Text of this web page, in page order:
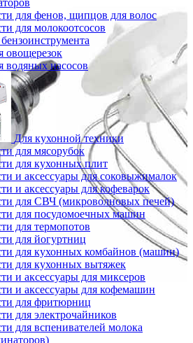
для фенов, щипцов для волос
для молокоотсосов
овощерезок
водяных насосов
Для кухонной техники
для мясорубок
для кухонных плит
и аксессуары для соковыжималок
и аксессуары для кофеварок
для СВЧ (микроволновых печей)
для посудомоечных машин
для термопотов
для йогуртниц
для кухонных комбайнов (машин)
для кухонных вытяжек
и аксессуары для миксеров
и аксессуары для кофемашин
для фритюрниц
для электрочайников
для вспенивателей молока